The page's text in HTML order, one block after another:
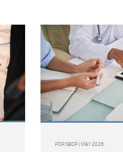
POR SBOP | MAY 2026